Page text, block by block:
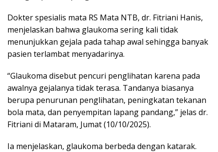
Dokter spesialis mata RS Mata NTB, dr. Fitriani Hanis,
menjelaskan bahwa glaukoma sering kali tidak
menunjukkan gejala pada tahap awal sehingga banyak
pasien terlambat menyadarinya.
“Glaukoma disebut pencuri penglihatan karena pada
awalnya gejalanya tidak terasa. Tandanya biasanya
berupa penurunan penglihatan, peningkatan tekanan
bola mata, dan penyempitan lapang pandang,” jelas dr.
Fitriani di Mataram, Jumat (10/10/2025).
Ia menjelaskan, glaukoma berbeda dengan katarak.